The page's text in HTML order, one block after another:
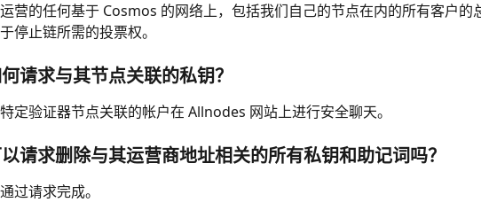
营的任何基于 Cosmos 的网络上，包括我们自己的节点在内的所有客户的
停止链所需的投票权。
请求与其节点关联的私钥？
定验证器节点关联的帐户在 Allnodes 网站上进行安全聊天。
请求删除与其运营商地址相关的所有私钥和助记词吗？
过请求完成。